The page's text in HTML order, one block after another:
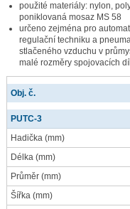
použité materiály: nylon,
poniklovaná mosaz MS 58
určeno zejména pro
regulační techniku a
stlačeného vzduchu v
malé rozměry spojovacích
Obj. č.
PUTC-3
Hadička (mm)
Délka (mm)
Průměr (mm)
Šířka (mm)